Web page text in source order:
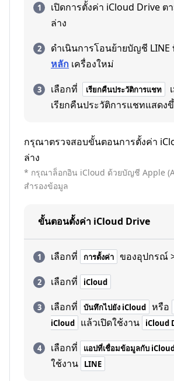
เปิดการตั้งค่า iCloud Drive
ล่าง
ดำเนินการโอนย้ายบัญชี LINE
หลัก เครื่องใหม่
เลือกที่
เรียกคืนประวัติการแชท
เรียกคืนประวัติการแชทแสดง
กรุณาตรวจสอบขั้นตอนการตั้งค่า
ล่าง
* กรุณาล็อกอิน iCloud ด้วยบัญชี Apple
สำรองข้อมูล
ขั้นตอนตั้งค่า iCloud Drive
เลือกที่ การตั้งค่า ของอุปกรณ์
เลือกที่
iCloud
เลือกที่ บันทึกไปยัง iCloud หรือ
iCloud
แล้วเปิดใช้งาน iCloud
เลือกที่ แอปที่เชื่อมข้อมูลกับ
ใช้งาน
LINE